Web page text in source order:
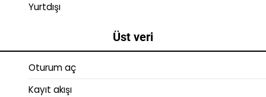
Yurtdışı
Üst veri
Oturum aç
Kayıt akışı